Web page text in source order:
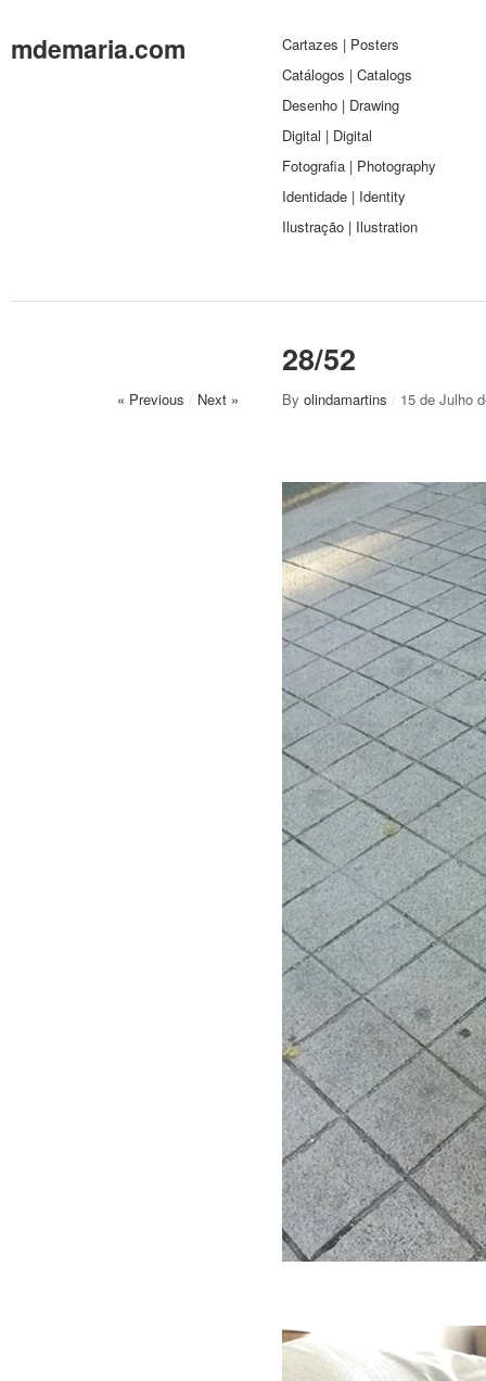
mdemaria.com
Cartazes | Posters
Catálogos | Catalogs
Desenho | Drawing
Digital | Digital
Fotografia | Photography
Identidade | Identity
Ilustração | Ilustration
28/52
« Previous / Next » By olindamartins / 15 de Julho